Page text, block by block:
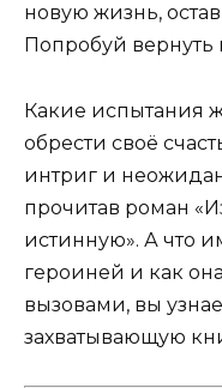
новую жизнь,
Попробуй вернуть
Какие испытания
обрести своё
интриг и
прочитав роман
истинную». А что
героиней и как
вызовами, вы
захватывающую